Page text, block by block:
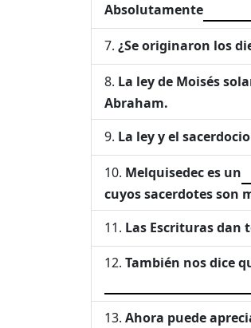
Absolutamente
¿Se originaron los
La ley de Moisés
Abraham.
La ley y el
Melquisedec es un
cuyos sacerdotes son
Las Escrituras dan
También nos dice
Ahora puede